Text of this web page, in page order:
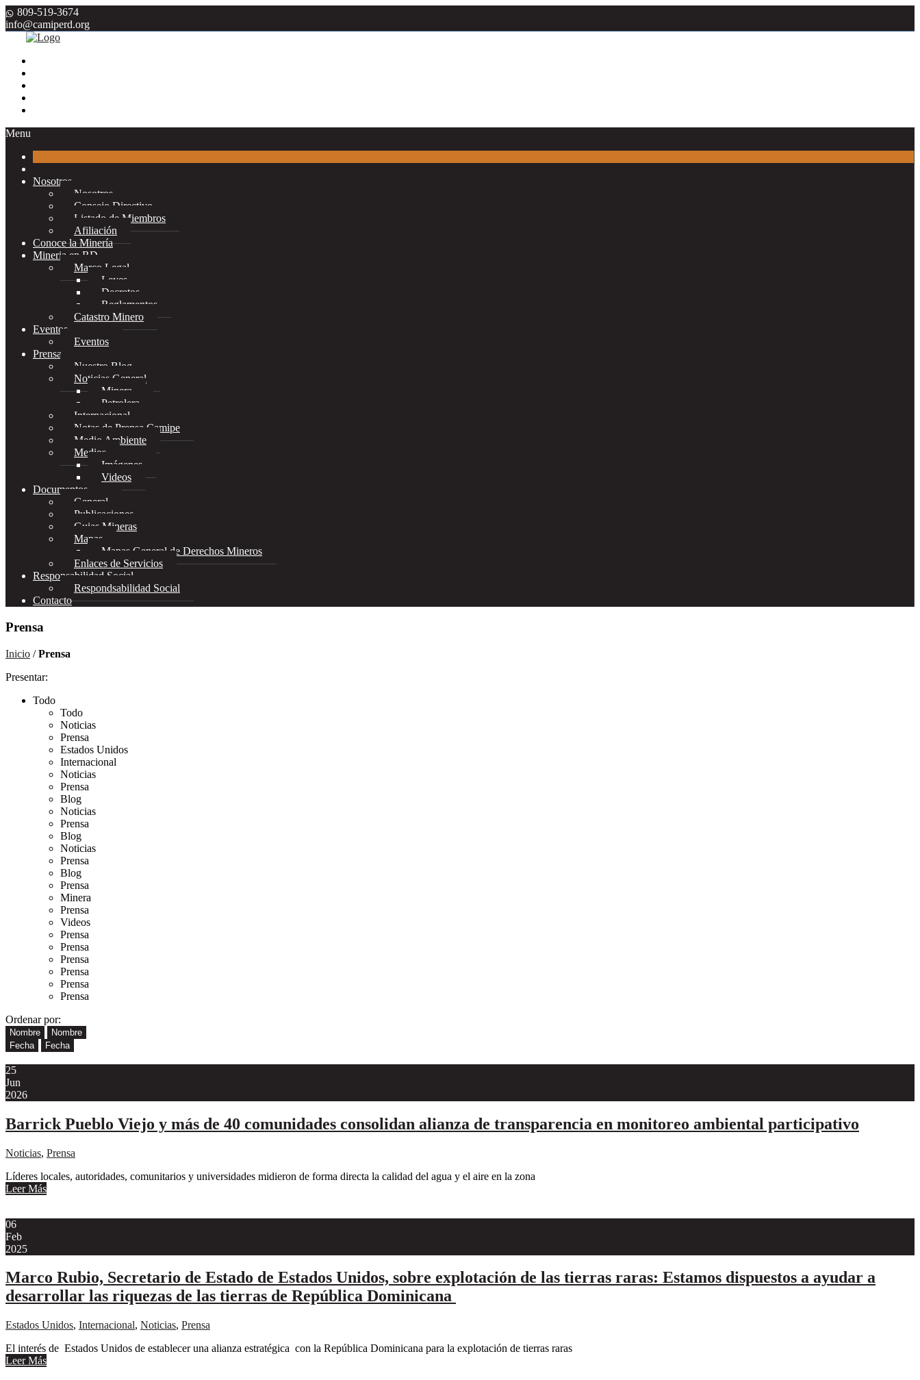
809-519-3674
info@camiperd.org
Menu
Nosotros
Nosotros
Consejo Directivo
Listado de Miembros
Afiliación
Conoce la Minería
Mineria en RD
Marco Legal
Leyes
Decretos
Reglamentos
Catastro Minero
Eventos
Eventos
Prensa
Nuestro Blog
Noticias General
Minera
Petrolera
Internacional
Notas de Prensa Camipe
Medio Ambiente
Medios
Imágenes
Videos
Documentos
General
Publicaciones
Guias Mineras
Mapas
Mapas General de Derechos Mineros
Enlaces de Servicios
Responsabilidad Social
Respondsabilidad Social
Contacto
Prensa
Inicio /Prensa
Presentar:
Todo
Todo
Noticias
Prensa
Estados Unidos
Internacional
Noticias
Prensa
Blog
Noticias
Prensa
Blog
Noticias
Prensa
Blog
Prensa
Minera
Prensa
Videos
Prensa
Prensa
Prensa
Prensa
Prensa
Prensa
Ordenar por:
Nombre
Nombre
Fecha
Fecha
25
Jun
2026
Barrick Pueblo Viejo y más de 40 comunidades consolidan alianza de transparencia en monitoreo ambiental participativo
Noticias, Prensa
Líderes locales, autoridades, comunitarios y universidades midieron de forma directa la calidad del agua y el aire en la zona
Leer Más
06
Feb
2025
Marco Rubio, Secretario de Estado de Estados Unidos, sobre explotación de las tierras raras: Estamos dispuestos a ayudar a
desarrollar las riquezas de las tierras de República Dominicana
Estados Unidos, Internacional, Noticias, Prensa
El interés de Estados Unidos de establecer una alianza estratégica con la República Dominicana para la explotación de tierras raras
Leer Más